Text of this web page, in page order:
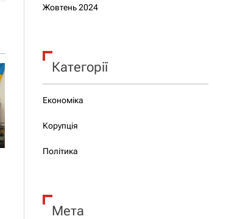
Жовтень 2024
Категорії
Економіка
Корупція
Політика
Мета